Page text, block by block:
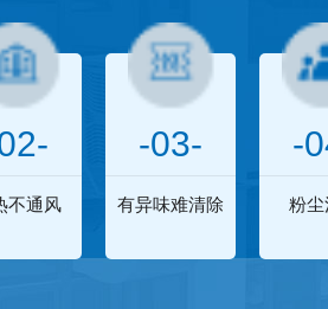
不通风
-03-
有异味难清除
-
粉尘